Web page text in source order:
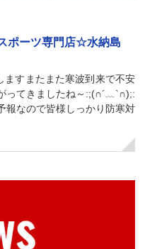
ポーツ専門店☆水納島
ますまたまた寒波到来で不安
ってきましたね～:;(∩´﹏`∩);:
報なので皆様しっかり防寒対